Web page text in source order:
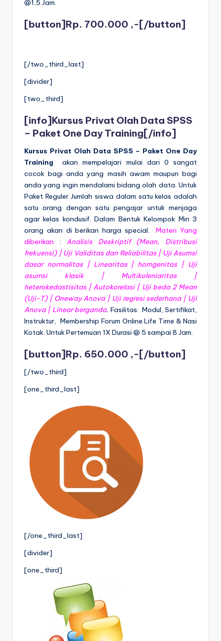
@1,5 Jam.
[button]Rp. 700.000 ,-[/button]
[/two_third_last]
[divider]
[two_third]
[info] Kursus Privat Olah Data SPSS
– Paket One Day Training [/info]
Kursus Privat Olah Data SPSS – Paket One Day
Training
akan mempelajari mulai dari 0 sangat
cocok bagi anda yang masih awam maupun bagi
anda yang ingin mendalami bidang olah data. Untuk
Paket Reguler Jumlah siswa dalam satu kelas adalah
satu orang dengan satu pengajar untuk menjaga
agar kelas kondusif. Dalam Bentuk Kelompok Min 3
orang akan di berikan harga special.Materi Yang
diberikan :Analisis Deskriptif (Mean, Distribusi
frekuensi) | Uji Validitas dan Reliabilitas | Uji Asumsi
dasar normalitas | Linearitas | homgenitas | Uji
asumsi klasik | Multikoleniaritas |
heterokedastisitas | Autokorelasi | Uji beda 2 Mean
(Uji-T) | Oneway Anova | Uji regresi sederhana | Uji
Anova | Linear berganda. Fasilitas: Modul, Sertifikat,
Instruktur, Membership Forum Online Life Time & Nasi
Kotak. Untuk Pertemuan 1X Durasi @ 5 sampai 8 Jam.
[button]Rp. 650.000 ,-[/button]
[/two_third]
[one_third_last]
[/one_third_last]
[divider]
[one_third]